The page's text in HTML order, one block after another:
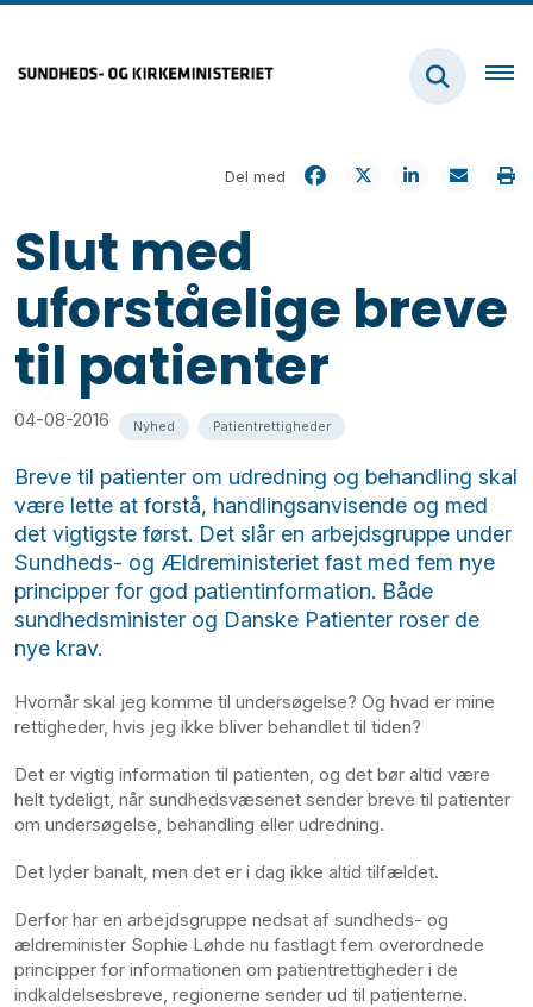
Del med
Slut med
uforståelige breve
til patienter
04-08-2016 Nyhed Patientrettigheder
Breve til patienter om udredning og behandling skal
være lette at forstå, handlingsanvisende og med
det vigtigste først. Det slår en arbejdsgruppe under
Sundheds- og Ældreministeriet fast med fem nye
principper for god patientinformation. Både
sundhedsminister og Danske Patienter roser de
nye krav.
Hvornår skal jeg komme til undersøgelse? Og hvad er mine
rettigheder, hvis jeg ikke bliver behandlet til tiden?
Det er vigtig information til patienten, og det bør altid være
helt tydeligt, når sundhedsvæsenet sender breve til patienter
om undersøgelse, behandling eller udredning.
Det lyder banalt, men det er i dag ikke altid tilfældet.
Derfor har en arbejdsgruppe nedsat af sundheds- og
ældreminister Sophie Løhde nu fastlagt fem overordnede
principper for informationen om patientrettigheder i de
indkaldelsesbreve, regionerne sender ud til patienterne.